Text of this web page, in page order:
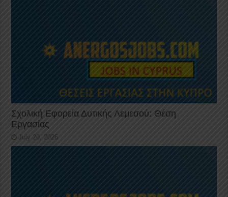
Σχολική Εφορεία Δυτικής Λεμεσού: Θέση
Εργασίας
July 20, 2026